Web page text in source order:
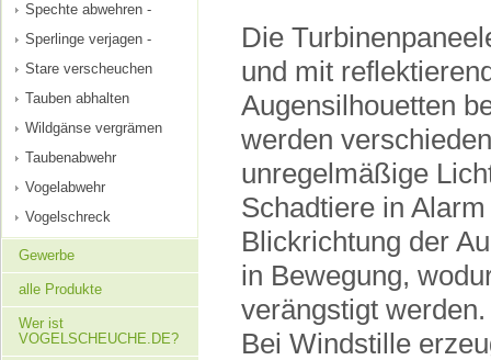
Spechte abwehren -
Sperlinge verjagen -
Stare verscheuchen
Tauben abhalten
Wildgänse vergrämen
Taubenabwehr
Vogelabwehr
Vogelschreck
Gewerbe
alle Produkte
Wer ist
VOGELSCHEUCHE.DE?
Die
und mit
Augensilhouetten
werden
unregelmäßige
Schadtiere in
Blickrichtung der
in Bewegung,
verängstigt werden.
Bei Windstille